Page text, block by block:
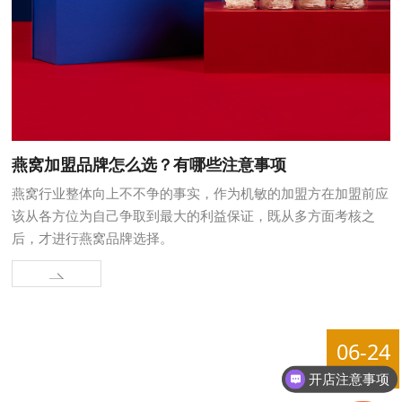
燕窝加盟品牌怎么选？有哪些注意事项
燕窝行业整体向上不不争的事实，作为机敏的加盟方在加盟前应
该从各方位为自己争取到最大的利益保证，既从多方面考核之
后，才进行燕窝品牌选择。
06-24
2021
开店注意事项
添加招商经理微信